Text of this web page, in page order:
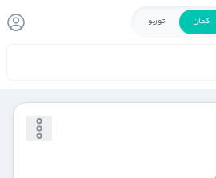
کمان توربو